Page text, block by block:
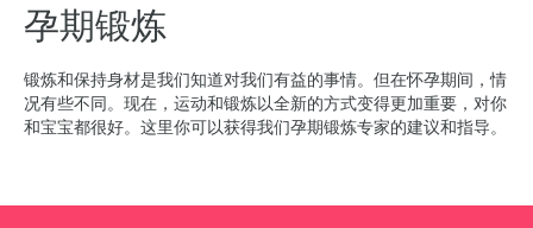
孕期锻炼
锻炼和保持身材是我们知道对我们有益的事情。但在怀孕期间，情
况有些不同。现在，运动和锻炼以全新的方式变得更加重要，对你
和宝宝都很好。这里你可以获得我们孕期锻炼专家的建议和指导。